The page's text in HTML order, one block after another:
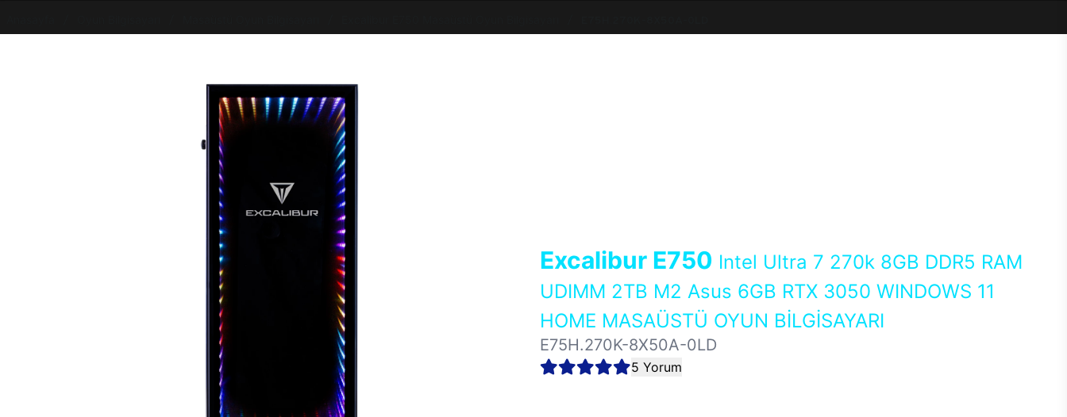
Excalibur E750 Intel Ultra 7 270k 8GB DDR5 RAM
UDIMM 2TB M2 Asus 6GB RTX 3050 WINDOWS 11
HOME MASAÜSTÜ OYUN BİLGİSAYARI
E75H.270K-8X50A-0LD
5 Yorum